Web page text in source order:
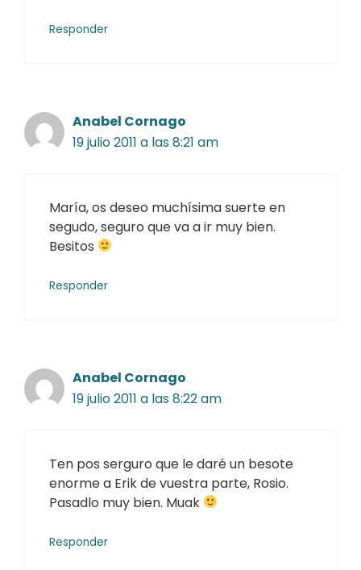
Responder
Anabel Cornago
19 julio 2011 a las 8:21 am
María, os deseo muchísima suerte en
segudo, seguro que va a ir muy bien.
Besitos
Responder
Anabel Cornago
19 julio 2011 a las 8:22 am
Ten pos serguro que le daré un besote
enorme a Erik de vuestra parte, Rosio.
Pasadlo muy bien. Muak
Responder